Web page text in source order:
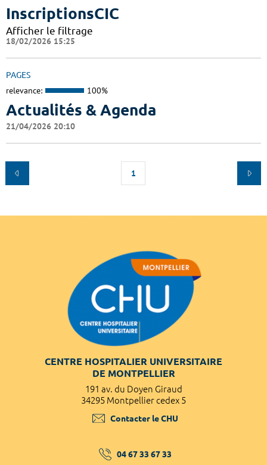
InscriptionsCIC
Afficher le filtrage
18/02/2026 15:25
PAGES
relevance: 100%
Actualités & Agenda
21/04/2026 20:10
1
CENTRE HOSPITALIER UNIVERSITAIRE
DE MONTPELLIER
191 av. du Doyen Giraud
34295 Montpellier cedex 5
Contacter le CHU
04 67 33 67 33